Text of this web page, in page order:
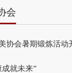
会
协会暑期锻炼活动
就未来”